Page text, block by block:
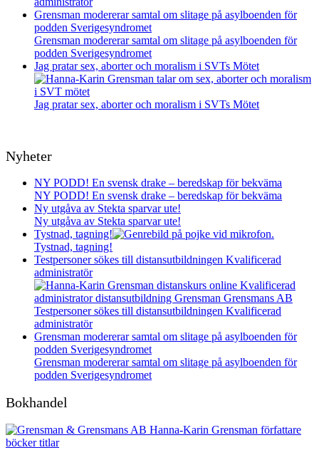
Grensman modererar samtal om slitage på asylboenden för
podden Sverigesyndromet
Grensman modererar samtal om slitage på asylboenden för
podden Sverigesyndromet
Jag pratar sex, aborter och moralism i SVTs Mötet
Jag pratar sex, aborter och moralism i SVTs Mötet
Nyheter
NY PODD! En svensk drake – beredskap för bekväma
NY PODD! En svensk drake – beredskap för bekväma
Ny utgåva av Stekta sparvar ute!
Ny utgåva av Stekta sparvar ute!
Tystnad, tagning!
Tystnad, tagning!
Testpersoner sökes till distansutbildningen Kvalificerad
administratör
Testpersoner sökes till distansutbildningen Kvalificerad
administratör
Grensman modererar samtal om slitage på asylboenden för
podden Sverigesyndromet
Grensman modererar samtal om slitage på asylboenden för
podden Sverigesyndromet
Bokhandel